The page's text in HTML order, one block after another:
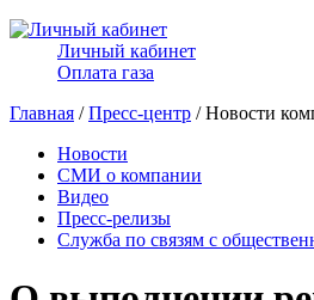
Личный кабинет
Оплата газа
Главная /Пресс-центр / Новости
Новости
СМИ о компании
Видео
Пресс-релизы
Служба по связям с